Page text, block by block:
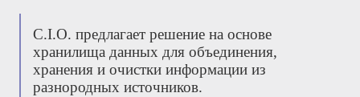
С.І.О. предлагает решение на основе
хранилища данных для объединения,
хранения и очистки информации из
разнородных источников.